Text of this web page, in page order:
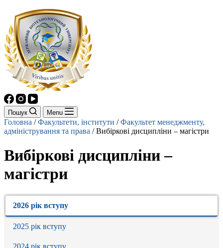
Пошук Menu
Головна /Факультети, інститути /Факультет менеджменту,
адміністрування та права /Вибіркові дисципліни – магістри
Вибіркові дисципліни –
магістри
2026 рік вступу
2025 рік вступу
2024 рік вступу